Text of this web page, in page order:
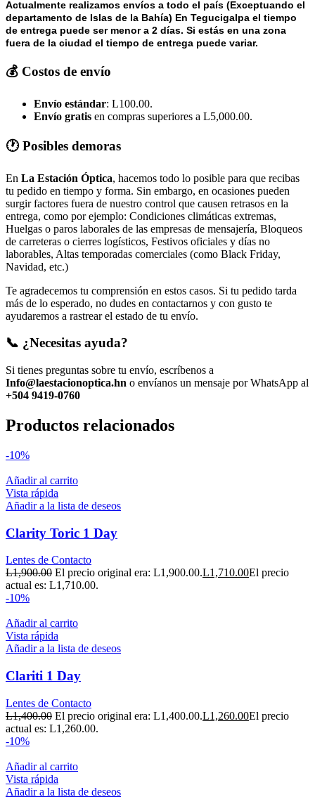
Actualmente realizamos envíos a todo el país (Exceptuando el
departamento de Islas de la Bahía) En Tegucigalpa el tiempo
de entrega puede ser menor a 2 días. Si estás en una zona
fuera de la ciudad el tiempo de entrega puede variar.
💰 Costos de envío
Envío estándar: L100.00.
Envío gratis en compras superiores a L5,000.00.
🕐 Posibles demoras
En La Estación Óptica, hacemos todo lo posible para que recibas
tu pedido en tiempo y forma. Sin embargo, en ocasiones pueden
surgir factores fuera de nuestro control que causen retrasos en la
entrega, como por ejemplo: Condiciones climáticas extremas,
Huelgas o paros laborales de las empresas de mensajería, Bloqueos
de carreteras o cierres logísticos, Festivos oficiales y días no
laborables, Altas temporadas comerciales (como Black Friday,
Navidad, etc.)
Te agradecemos tu comprensión en estos casos. Si tu pedido tarda
más de lo esperado, no dudes en contactarnos y con gusto te
ayudaremos a rastrear el estado de tu envío.
📞 ¿Necesitas ayuda?
Si tienes preguntas sobre tu envío, escríbenos a
Info@laestacionoptica.hn o envíanos un mensaje por WhatsApp al
+504 9419-0760
Productos relacionados
-10%
Añadir al carrito
Vista rápida
Añadir a la lista de deseos
Clarity Toric 1 Day
Lentes de Contacto
L1,900.00 El precio original era: L1,900.00.L1,710.00El precio
actual es: L1,710.00.
-10%
Añadir al carrito
Vista rápida
Añadir a la lista de deseos
Clariti 1 Day
Lentes de Contacto
L1,400.00 El precio original era: L1,400.00.L1,260.00El precio
actual es: L1,260.00.
-10%
Añadir al carrito
Vista rápida
Añadir a la lista de deseos